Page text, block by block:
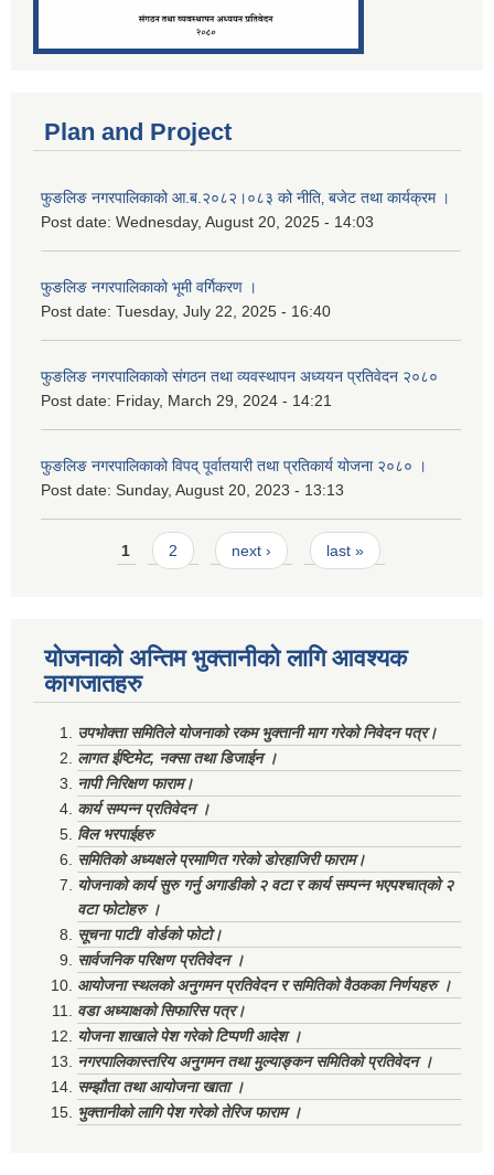
Plan and Project
फुङलिङ नगरपालिकाको आ.ब.२०८२।०८३ को नीति‚ बजेट तथा कार्यक्रम ।
Post date: Wednesday, August 20, 2025 - 14:03
फुङलिङ नगरपालिकाको भूमी वर्गिकरण ।
Post date: Tuesday, July 22, 2025 - 16:40
फुङलिङ नगरपालिकाको संगठन तथा व्यवस्थापन अध्ययन प्रतिवेदन २०८०
Post date: Friday, March 29, 2024 - 14:21
फुङलिङ नगरपालिकाको विपद् पूर्वातयारी तथा प्रतिकार्य योजना २०८० ।
Post date: Sunday, August 20, 2023 - 13:13
Pages1 2 next › last »
योजनाको अन्तिम भुक्तानीको लागि आवश्यक
कागजातहरु
उपभोक्ता समितिले योजनाको रकम भुक्तानी माग गरेको निवेदन पत्र।
लागत ईष्टिमेट, नक्सा तथा डिजाईन ।
नापी निरिक्षण फाराम।
कार्य सम्पन्न प्रतिवेदन ।
विल भरपाईहरु
समितिको अध्यक्षले प्रमाणित गरेको डोरहाजिरी फाराम।
योजनाको कार्य सुरु गर्नु अगाडीको २ वटा र कार्य सम्पन्न भएपश्चात्‌को २
वटा फोटोहरु ।
सूचना पाटी/ वोर्डको फोटो।
सार्वजनिक परिक्षण प्रतिवेदन ।
आयोजना स्थलको अनुगमन प्रतिवेदन र समितिको वैठकका निर्णयहरु ।
वडा अध्याक्षको सिफारिस पत्र।
योजना शाखाले पेश गरेको टिप्पणी आदेश ।
नगरपालिकास्तरिय अनुगमन तथा मुल्याङ्कन समितिको प्रतिवेदन ।
सम्झौता तथा आयोजना खाता ।
भुक्तानीको लागि पेश गरेको तेरिज फाराम ।